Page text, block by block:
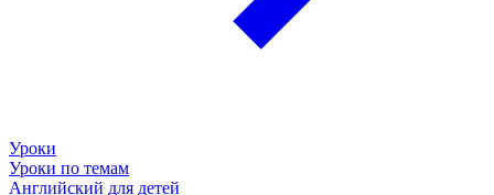
Уроки
Уроки по темам
Английский для детей